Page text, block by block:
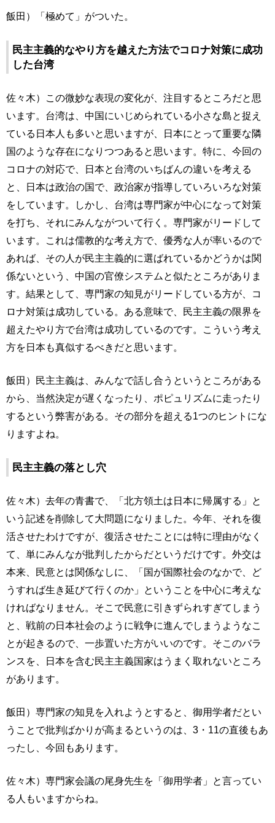
飯田）「極めて」がついた。
民主主義的なやり方を越えた方法でコロナ対策に成功
した台湾
佐々木）この微妙な表現の変化が、注目するところだと思
います。台湾は、中国にいじめられている小さな島と捉え
ている日本人も多いと思いますが、日本にとって重要な隣
国のような存在になりつつあると思います。特に、今回の
コロナの対応で、日本と台湾のいちばんの違いを考える
と、日本は政治の国で、政治家が指導していろいろな対策
をしています。しかし、台湾は専門家が中心になって対策
を打ち、それにみんながついて行く。専門家がリードして
います。これは儒教的な考え方で、優秀な人が率いるので
あれば、その人が民主主義的に選ばれているかどうかは関
係ないという、中国の官僚システムと似たところがありま
す。結果として、専門家の知見がリードしている方が、コ
ロナ対策は成功している。ある意味で、民主主義の限界を
超えたやり方で台湾は成功しているのです。こういう考え
方を日本も真似するべきだと思います。
飯田）民主主義は、みんなで話し合うというところがある
から、当然決定が遅くなったり、ポピュリズムに走ったり
するという弊害がある。その部分を超える1つのヒントにな
りますよね。
民主主義の落とし穴
佐々木）去年の青書で、「北方領土は日本に帰属する」と
いう記述を削除して大問題になりました。今年、それを復
活させたわけですが、復活させたことには特に理由がなく
て、単にみんなが批判したからだというだけです。外交は
本来、民意とは関係なしに、「国が国際社会のなかで、ど
うすれば生き延びて行くのか」ということを中心に考えな
ければなりません。そこで民意に引きずられすぎてしまう
と、戦前の日本社会のように戦争に進んでしまうようなこ
とが起きるので、一歩置いた方がいいのです。そこのバラ
ンスを、日本を含む民主主義国家はうまく取れないところ
があります。
飯田）専門家の知見を入れようとすると、御用学者だとい
うことで批判ばかりが高まるというのは、3・11の直後もあ
ったし、今回もあります。
佐々木）専門家会議の尾身先生を「御用学者」と言ってい
る人もいますからね。